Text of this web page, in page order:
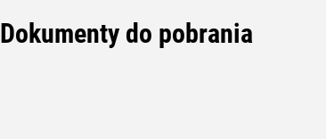
Dokumenty do pobrania